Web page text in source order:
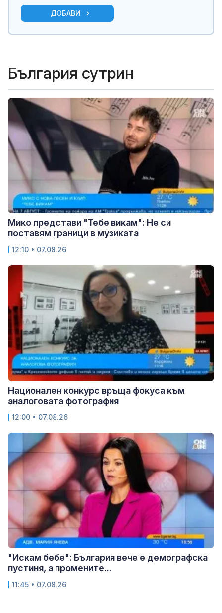
ДОБАВИ
България сутрин
Мико представи "Тебе викам": Не си
поставям граници в музиката
12:10 • 07.08.26
Национален конкурс връща фокуса към
аналоговата фотография
12:00 • 07.08.26
"Искам бебе": България вече е демографска
пустиня, а промените...
11:45 • 07.08.26